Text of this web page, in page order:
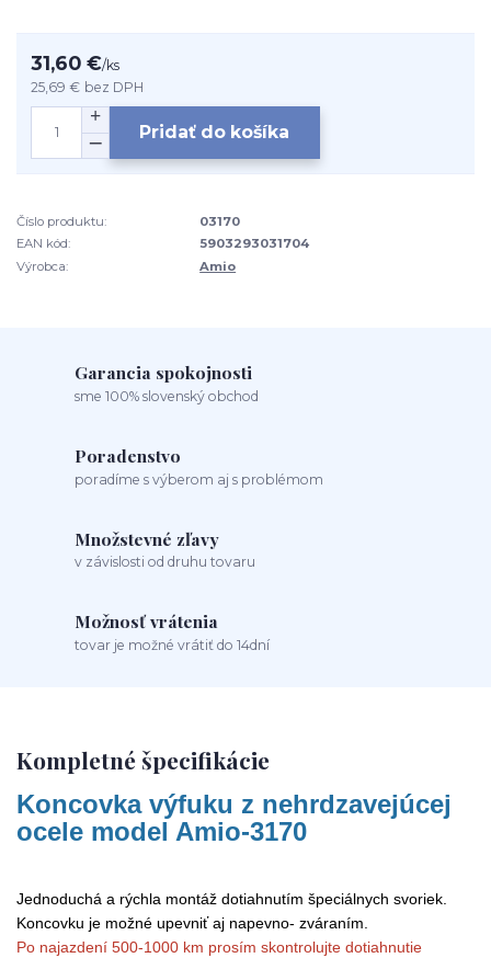
31,60 €/ks
25,69 € bez DPH
Pridať do košíka
Číslo produktu:
03170
EAN kód:
5903293031704
Výrobca:
Amio
Garancia spokojnosti
sme 100% slovenský obchod
Poradenstvo
poradíme s výberom aj s problémom
Množstevné zľavy
v závislosti od druhu tovaru
Možnosť vrátenia
tovar je možné vrátiť do 14dní
Kompletné špecifikácie
Koncovka výfuku z nehrdzavejúcej
ocele model Amio-3170
Jednoduchá a rýchla montáž dotiahnutím špeciálnych svoriek.
Koncovku je možné upevniť aj napevno- zváraním.
Po najazdení 500-1000 km prosím skontrolujte dotiahnutie